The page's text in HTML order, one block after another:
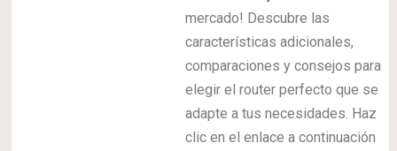
mercado! Descubre las
características adicionales,
comparaciones y consejos para
elegir el router perfecto que se
adapte a tus necesidades. Haz
clic en el enlace a continuación